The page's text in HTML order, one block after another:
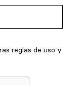
reglas de uso y